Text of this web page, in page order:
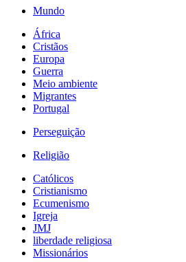
Mundo
África
Cristãos
Europa
Guerra
Meio ambiente
Migrantes
Portugal
Perseguição
Religião
Católicos
Cristianismo
Ecumenismo
Igreja
JMJ
liberdade religiosa
Missionários